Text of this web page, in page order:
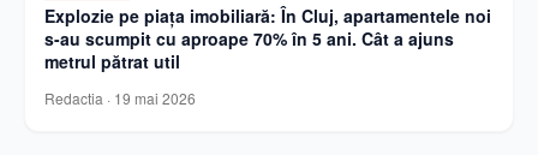
Explozie pe piața imobiliară: În Cluj, apartamentele noi
s-au scumpit cu aproape 70% în 5 ani. Cât a ajuns
metrul pătrat util
Redactia · 19 mai 2026